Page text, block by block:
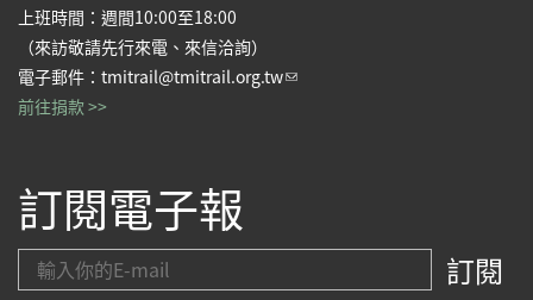
上班時間：週間10:00至18:00
（來訪敬請先行來電、來信洽詢）
電子郵件： tmitrail@tmitrail.org.tw(link sends e-mail)
前往捐款 >>
訂閱電子報